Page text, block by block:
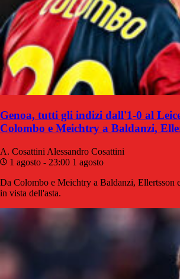
Genoa, tutti gli indizi dall'1-0 al
Colombo e Meichtry a Baldanzi,
A. Cosattini Alessandro Cosattini
1 agosto - 23:00 1 agosto
Da Colombo e Meichtry a Baldanzi, Ellertsson
in vista dell'asta.